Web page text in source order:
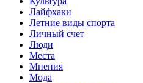
Лайфхаки
Летние виды спорта
Личный счет
Люди
Места
Мнения
Мода